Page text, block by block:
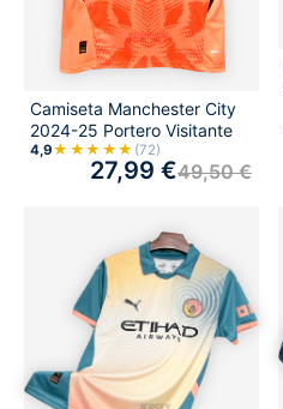
Camiseta Manchester City
2024-25 Portero Visitante
4,9★★★★★ (72)
49,50€
27,99 €